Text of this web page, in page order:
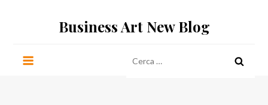
Business Art New Blog
per: